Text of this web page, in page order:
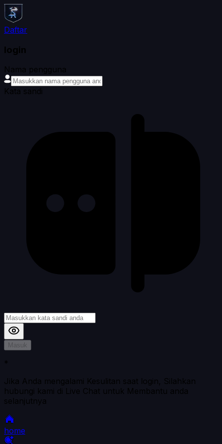
Daftar
login
Nama pengguna
Kata sandi
Masuk
*
Jika Anda mengalami Kesulitan saat login, Silahkan
hubungi kami di Live Chat untuk Membantu anda
selanjutnya
home